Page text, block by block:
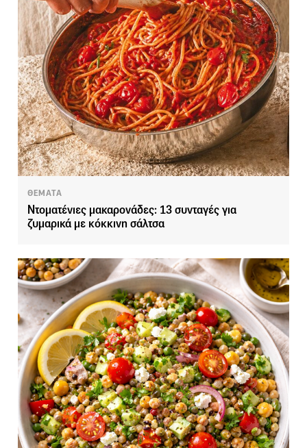
ΘΕΜΑΤΑ
Ντοματένιες μακαρονάδες: 13 συνταγές για
ζυμαρικά με κόκκινη σάλτσα